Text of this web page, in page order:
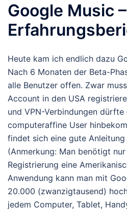
Google Music –
Heute kam ich endlich dazu
Nach 6 Monaten der Beta-
alle Benutzer offen. Zwar
Account in den USA
und VPN-Verbindungen
computeraffine User
findet sich eine gute
(Anmerkung: Man benötigt
Registrierung eine
Anwendung kann man mit
20.000 (zwanzigtausend)
jedem Computer, Tablet,